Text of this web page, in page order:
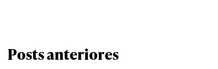
Posts anteriores